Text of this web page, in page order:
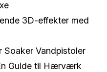
3D-effekter med
Soaker Vandpistoler
Guide til Hærværk